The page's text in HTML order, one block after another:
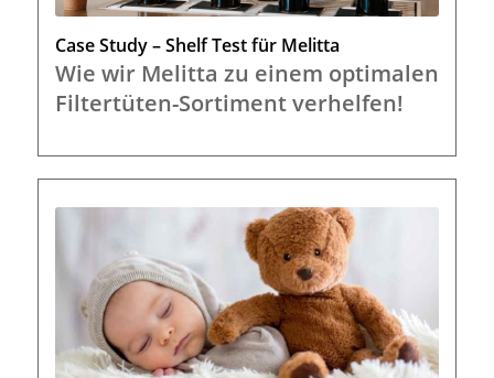
Case Study – Shelf Test für Melitta
Wie wir Melitta zu einem optimalen
Filtertüten-Sortiment verhelfen!